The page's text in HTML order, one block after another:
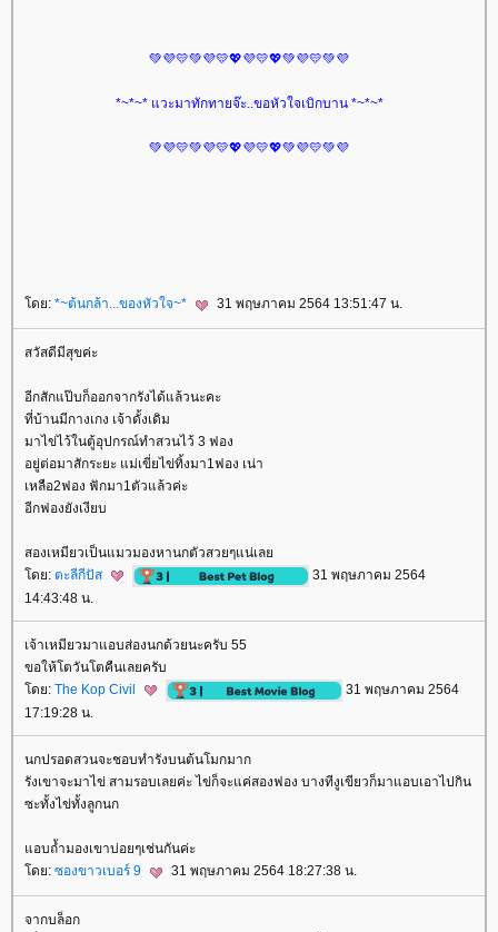
💚💜💛💚💜💛💖💜💛💖💚💜💛💚💜
*~*~* แวะมาทักทายจ๊ะ..ขอหัวใจเบิกบาน *~*~*
💚💜💛💚💜💛💖💜💛💖💚💜💛💚💜
ดย: *~ต้นกล้า...ของหัวใจ~* 31 พฤษภาคม 2564 13:51:47 น.
สวัสดีมีสุขค่ะ
อีกสักแป๊บก็ออกจากรังได้แล้วนะคะ
ที่บ้านมีกางเกง เจ้าดั้งเดิม
มาไข่ไว้ในตู้อุปกรณ์ทำสวนไว้ 3 ฟอง
อยู่ต่อมาสักระยะ แม่เขี่ยไข่ทิ้งมา1ฟอง เน่า
เหลือ2ฟอง ฟักมา1ตัวแล้วค่ะ
อีกฟองยังเงียบ
สองเหมียวเป็นแมวมองหานกตัวสวยๆแน่เล
ดย: ตะลีกีปัส
31 พฤษภาคม 2564
14:43:48 น.
เจ้าเหมียวมาแอบส่องนกด้วยนะครับ 55
ขอให้โตวันโตคืนเลยครับ
ดย: The Kop Civil
31 พฤษภาคม 2564
17:19:28 น.
นกปรอดสวนจะชอบทำรังบนต้นโมกมาก
รังเขาจะมาไข่ สามรอบเลยค่ะ ไข่ก็จะแค่สองฟอง บางทีงูเขียวก็มาแอบเอาไปกิน
ซะทั้งไข่ทั้งลูกนก
อบถ้ำมองเขาบ่อยๆเช่นกันค่ะ
ดย: ซองขาวเบอร์ 9 31 พฤษภาคม 2564 18:27:38 น.
จากบล็อก